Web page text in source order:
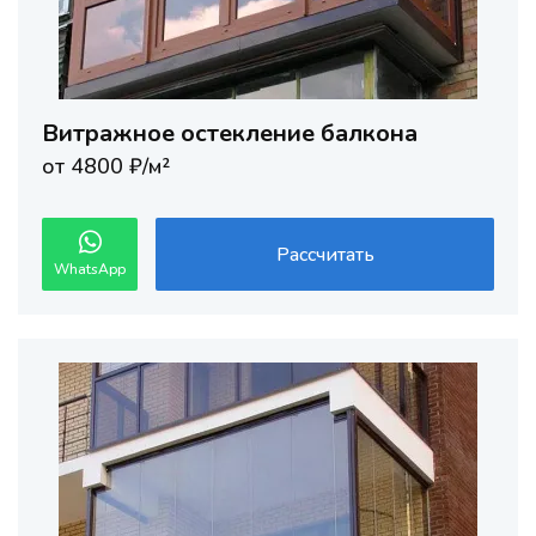
Витражное остекление балкона
от 4800 ₽/м²
WhatsApp
Рассчитать